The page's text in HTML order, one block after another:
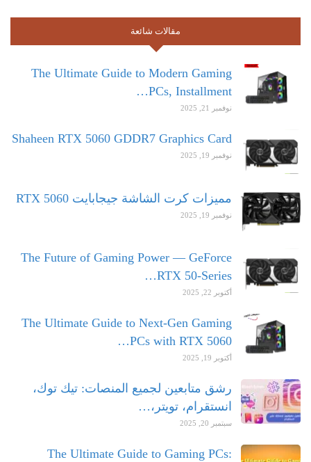
مقالات شائعة
The Ultimate Guide to Modern Gaming
PCs, Installment…
نوفمبر 21, 2025
Shaheen RTX 5060 GDDR7 Graphics Card
نوفمبر 19, 2025
مميزات كرت الشاشة جيجابايت RTX 5060
نوفمبر 19, 2025
The Future of Gaming Power — GeForce
RTX 50-Series…
أكتوبر 22, 2025
The Ultimate Guide to Next-Gen Gaming
PCs with RTX 5060…
أكتوبر 19, 2025
رشق متابعين لجميع المنصات: تيك توك،
انستقرام، تويتر،…
سبتمبر 20, 2025
The Ultimate Guide to Gaming PCs: